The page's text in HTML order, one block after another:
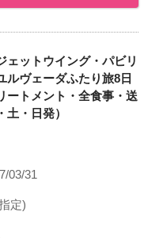
ットウイング・パビリ
ルヴェーダふたり旅8日
ートメント・全食事・送
・日発）
03/31
定)